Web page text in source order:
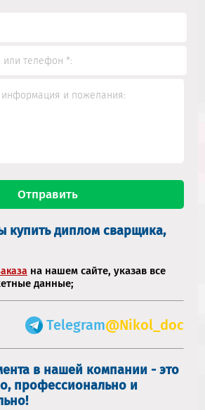
купить диплом сварщика,
на нашем сайте, указав все
данные;
Telegram@Nikol_doc
в нашей компании - это
профессионально и